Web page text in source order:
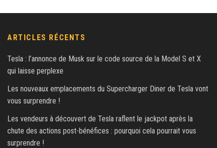
ARTICLES RÉCENTS
Tesla : l’annonce de Musk sur le code source de la Model S et X
qui laisse perplexe
Les nouveaux emplacements du Supercharger Diner de Tesla vont
vous surprendre !
Les vendeurs à découvert de Tesla raflent le jackpot après la
chute des actions post-bénéfices : pourquoi cela pourrait vous
surprendre !